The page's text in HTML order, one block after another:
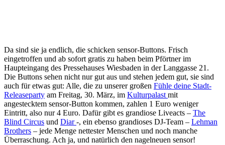
Da sind sie ja endlich, die schicken sensor-Buttons. Frisch
eingetroffen und ab sofort gratis zu haben beim Pförtner im
Haupteingang des Pressehauses Wiesbaden in der Langgasse 21.
Die Buttons sehen nicht nur gut aus und stehen jedem gut, sie sind
auch für etwas gut: Alle, die zu unserer großen Fühle deine Stadt-
Releaseparty am Freitag, 30. März, im Kulturpalast mit
angestecktem sensor-Button kommen, zahlen 1 Euro weniger
Eintritt, also nur 4 Euro. Dafür gibt es grandiose Liveacts – The
Blind Circus und Diar-, ein ebenso grandioses DJ-Team – Lehman
Brothers – jede Menge nettester Menschen und noch manche
Überraschung. Ach ja, und natürlich den nagelneuen sensor!